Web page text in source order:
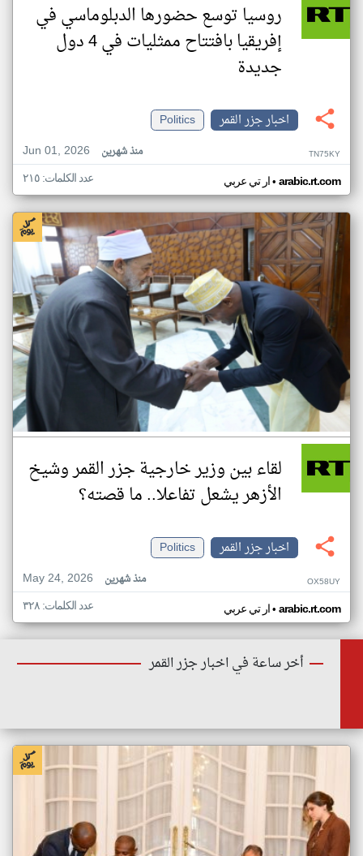
روسيا توسع حضورها الدبلوماسي في
إفريقيا بافتتاح ممثليات في 4 دول
جديدة
اخبار جزر القمر
Politics
Jun 01, 2026
منذ شهرين TN75KY
ار تي عربي• arabic.rt.com عدد الكلمات: ٢١٥
لقاء بين وزير خارجية جزر القمر وشيخ
الأزهر يشعل تفاعلا.. ما قصته؟
اخبار جزر القمر
Politics
May 24, 2026
منذ شهرين OX58UY
ار تي عربي• arabic.rt.com عدد الكلمات: ٣٢٨
أخر ساعة في اخبار جزر القمر